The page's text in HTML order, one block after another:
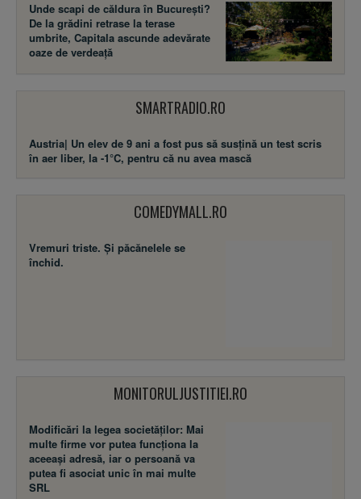
Unde scapi de căldura în București?
De la grădini retrase la terase
umbrite, Capitala ascunde adevărate
oaze de verdeață
SMARTRADIO.RO
Austria| Un elev de 9 ani a fost pus să susţină un test scris
în aer liber, la -1°C, pentru că nu avea mască
COMEDYMALL.RO
Vremuri triste. Şi păcănelele se
închid.
MONITORULJUSTITIEI.RO
Modificări la legea societăţilor: Mai
multe firme vor putea funcţiona la
aceeaşi adresă, iar o persoană va
putea fi asociat unic în mai multe
SRL